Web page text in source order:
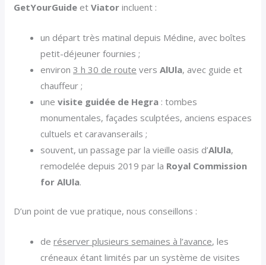
GetYourGuide etViator incluent :
un départ très matinal depuis Médine, avec boîtes
petit-déjeuner fournies ;
environ3 h 30 de route versAlUla, avec guide et
chauffeur ;
unevisite guidée de Hegra : tombes
monumentales, façades sculptées, anciens espaces
cultuels et caravanserails ;
souvent, un passage par la vieille oasis d’AlUla,
remodelée depuis 2019 par la Royal Commission
for AlUla.
D’un point de vue pratique, nous conseillons :
deréserver plusieurs semaines à l’avance, les
créneaux étant limités par un système de visites